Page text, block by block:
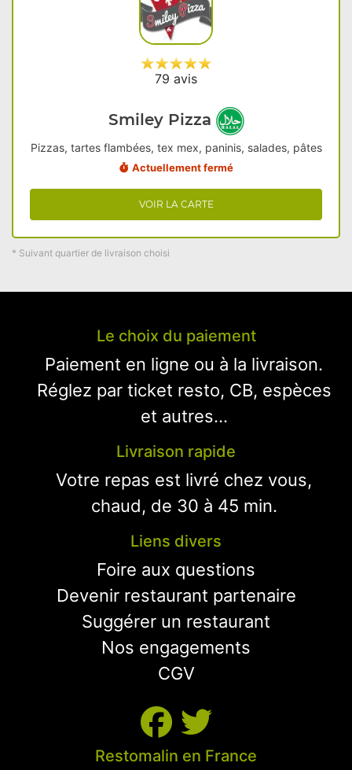
79 avis
Smiley Pizza
Pizzas, tartes flambées, tex mex, paninis, salades, pâtes
Actuellement fermé
VOIR LA CARTE
* Suivant quartier de livraison choisi
Le choix du paiement
Paiement en ligne ou à la livraison.
Réglez par ticket resto, CB, espèces
et autres...
Livraison rapide
Votre repas est livré chez vous,
chaud, de 30 à 45 min.
Liens divers
Foire aux questions
Devenir restaurant partenaire
Suggérer un restaurant
Nos engagements
CGV
Restomalin en France